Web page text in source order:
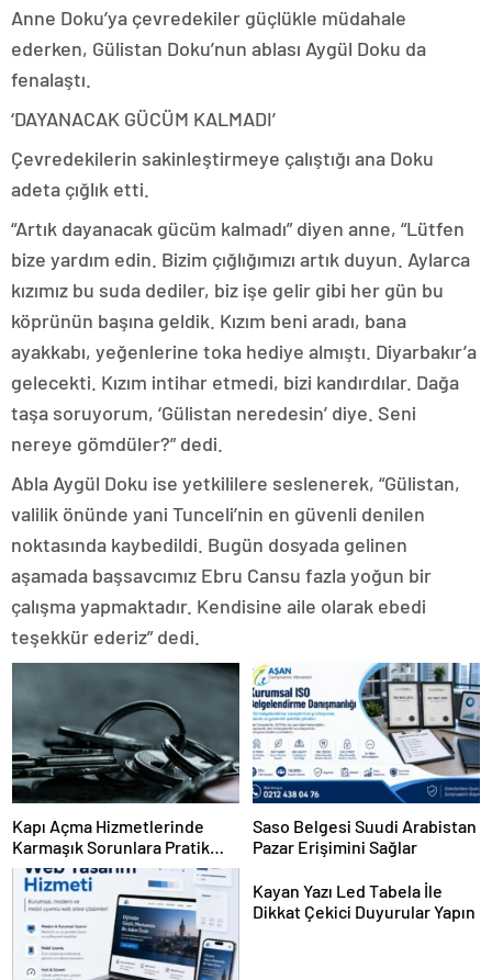
Anne Doku’ya çevredekiler güçlükle müdahale
ederken, Gülistan Doku’nun ablası Aygül Doku da
fenalaştı.
‘DAYANACAK GÜCÜM KALMADI’
Çevredekilerin sakinleştirmeye çalıştığı ana Doku
adeta çığlık etti.
“Artık dayanacak gücüm kalmadı” diyen anne, “Lütfen
bize yardım edin. Bizim çığlığımızı artık duyun. Aylarca
kızımız bu suda dediler, biz işe gelir gibi her gün bu
köprünün başına geldik. Kızım beni aradı, bana
ayakkabı, yeğenlerine toka hediye almıştı. Diyarbakır’a
gelecekti. Kızım intihar etmedi, bizi kandırdılar. Dağa
taşa soruyorum, ‘Gülistan neredesin’ diye. Seni
nereye gömdüler?” dedi.
Abla Aygül Doku ise yetkililere seslenerek, “Gülistan,
valilik önünde yani Tunceli’nin en güvenli denilen
noktasında kaybedildi. Bugün dosyada gelinen
aşamada başsavcımız Ebru Cansu fazla yoğun bir
çalışma yapmaktadır. Kendisine aile olarak ebedi
teşekkür ederiz” dedi.
Kapı Açma Hizmetlerinde
Karmaşık Sorunlara Pratik
Çözümler
Saso Belgesi Suudi Arabistan
Pazar Erişimini Sağlar
Kayan Yazı Led Tabela İle
Dikkat Çekici Duyurular Yapın